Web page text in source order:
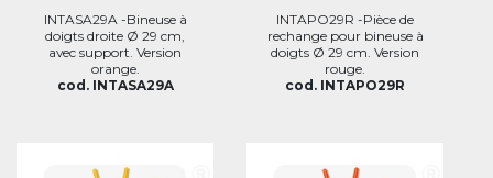
INTASA29A -Bineuse à
doigts droite Ø 29 cm,
avec support. Version
orange.
cod. INTASA29A
INTAPO29R -Pièce de
rechange pour bineuse à
doigts Ø 29 cm. Version
rouge.
cod. INTAPO29R